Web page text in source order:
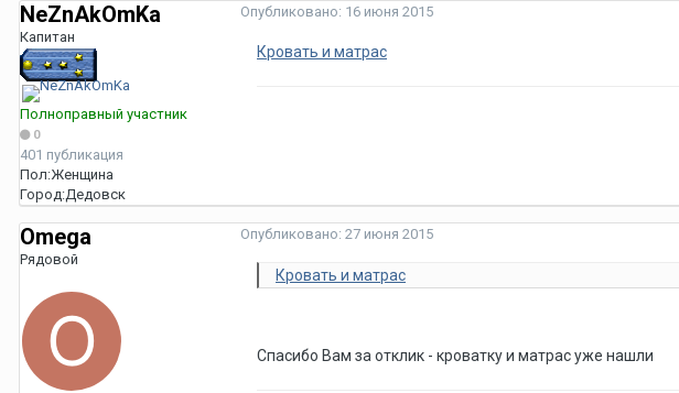
NeZnAkOmKa
Капитан
Полноправный участник
0
401 публикация
Пол:Женщина
Город:Дедовск
Опубликовано: 16 июня 2015
Кровать и матрас
Omega
Рядовой
Опубликовано: 27 июня 2015
Кровать и матрас
Спасибо Вам за отклик - кроватку и матрас уже нашли